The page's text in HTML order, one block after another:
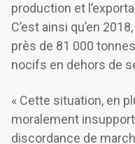
production et
C’est ainsi qu’en
près de 81 000
nocifs en dehors de
« Cette situation, en
moralement
discordance de